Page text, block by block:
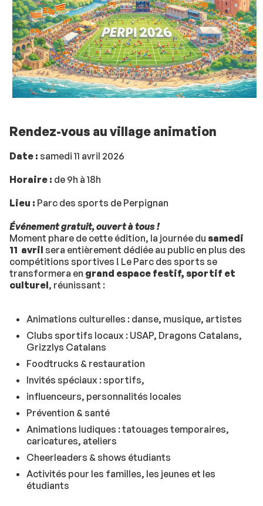
Rendez-vous au village animation
Date : samedi 11 avril 2026
Horaire : de 9h à 18h
Lieu : Parc des sports de Perpignan
Événement gratuit, ouvert à tous !
Moment phare de cette édition, la journée du samedi
11 avril sera entièrement dédiée au public en plus des
compétitions sportives ! Le Parc des sports se
transformera en grand espace festif, sportif et
culturel, réunissant :
Animations culturelles : danse, musique, artistes
Clubs sportifs locaux : USAP, Dragons Catalans,
Grizzlys Catalans
Foodtrucks & restauration
Invités spéciaux : sportifs,
influenceurs, personnalités locales
Prévention & santé
Animations ludiques : tatouages temporaires,
caricatures, ateliers
Cheerleaders & shows étudiants
Activités pour les familles, les jeunes et les
étudiants